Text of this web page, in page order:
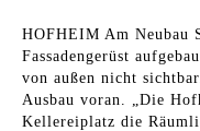
HOFHEIM Am Neubau
Fassadengerüst
von außen nicht
Ausbau voran. „Die
Kellereiplatz die